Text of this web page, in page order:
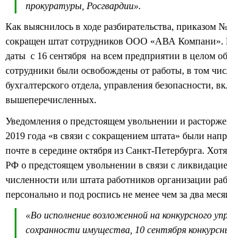
прокуратуры, Росгвардии».
Как выяснилось в ходе разбирательства, приказом
сокращен штат сотрудников ООО «АВА
даты с 16 сентября на всем предприятии в целом
сотрудники были освобождены от работы, в том
бухгалтерского отдела, управления
вышеперечисленных.
Уведомления о предстоящем увольнении и
2019 года «в связи с сокращением штата» были
почте в середине октября из Санкт-Петербурга.
РФ о предстоящем увольнении в связи с
численности или штата работников организации
персонально и под роспись не менее чем за два
«Во исполнение возложенной на конкурсного
сохранности имущества, 10 сентября